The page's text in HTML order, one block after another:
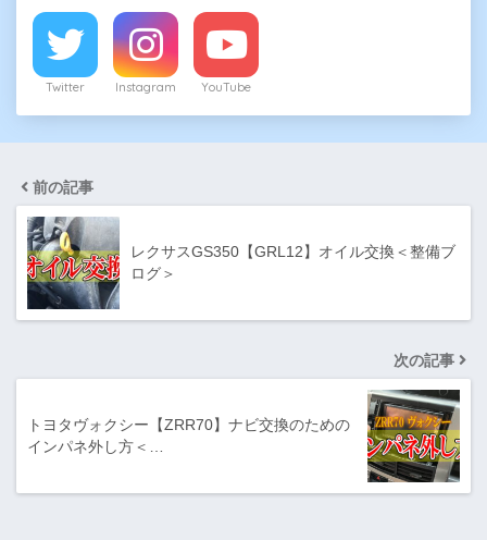
Twitter Instagram YouTube
前の記事
レクサスGS350【GRL12】オイル交換＜整備ブ
ログ＞
次の記事
トヨタヴォクシー【ZRR70】ナビ交換のための
インパネ外し方＜…